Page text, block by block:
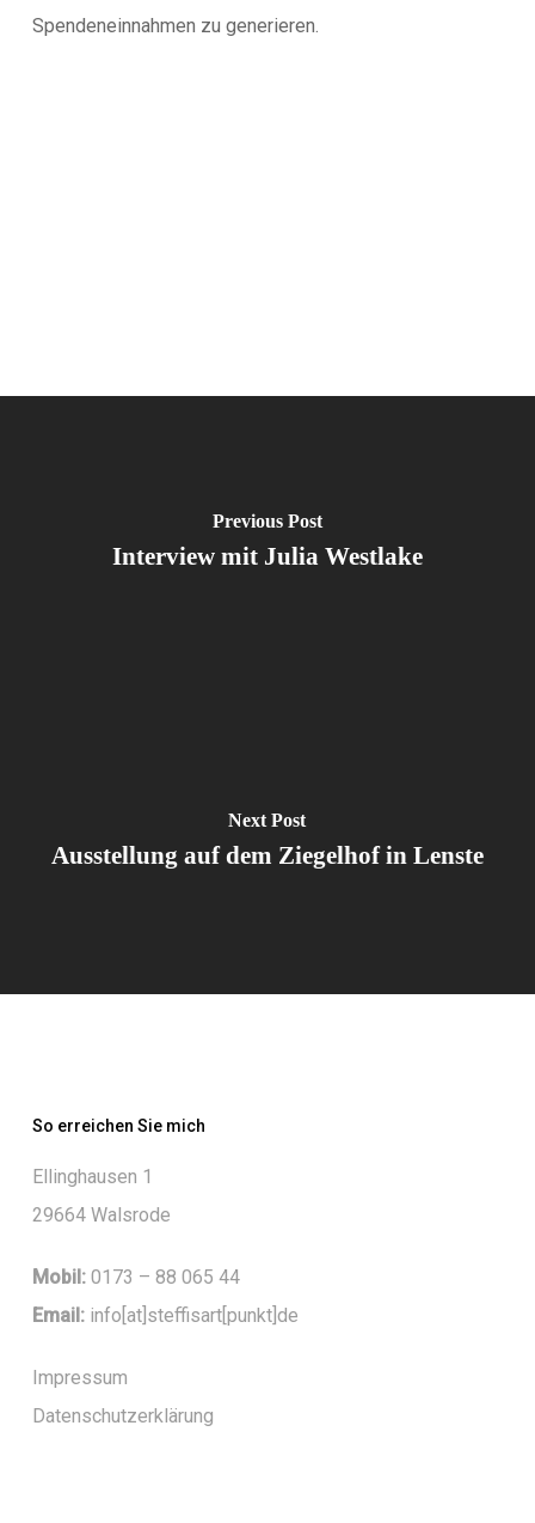
Spendeneinnahmen zu generieren.
Previous Post
Interview mit Julia Westlake
Next Post
Ausstellung auf dem Ziegelhof in Lenste
So erreichen Sie mich
Ellinghausen 1
29664 Walsrode
Mobil:0173 – 88 065 44
Email:info[at]steffisart[punkt]de
Impressum
Datenschutzerklärung